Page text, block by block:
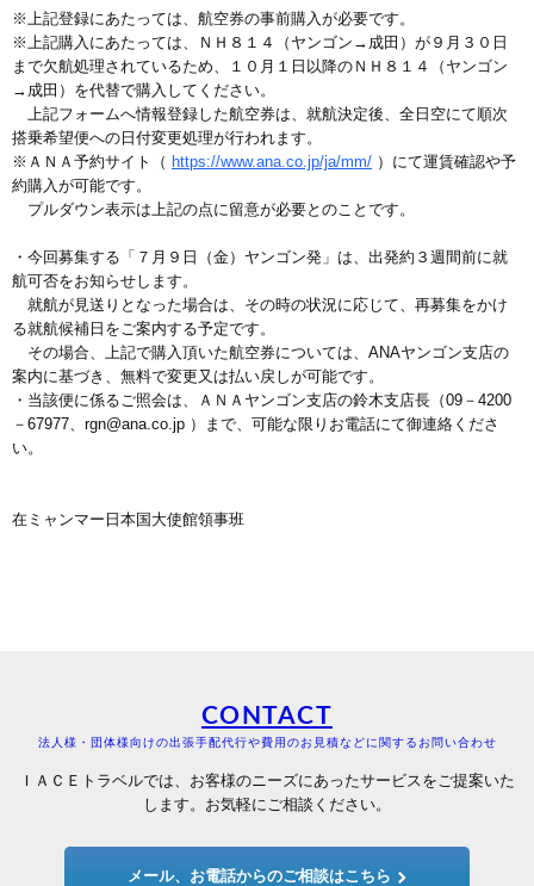
※上記登録にあたっては、航空券の事前購入が必要です。
※上記購入にあたっては、ＮＨ８１４（ヤンゴン→成田）が９月３０日
まで欠航処理されているため、１０月１日以降のＮＨ８１４（ヤンゴン
→成田）を代替で購入してください。
上記フォームへ情報登録した航空券は、就航決定後、全日空にて順次
搭乗希望便への日付変更処理が行われます。
※ＡＮＡ予約サイト（ https://www.ana.co.jp/ja/mm/ ）にて運賃確認や予
約購入が可能です。
プルダウン表示は上記の点に留意が必要とのことです。
・今回募集する「７月９日（金）ヤンゴン発」は、出発約３週間前に就
航可否をお知らせします。
就航が見送りとなった場合は、その時の状況に応じて、再募集をかけ
る就航候補日をご案内する予定です。
その場合、上記で購入頂いた航空券については、ANAヤンゴン支店の
案内に基づき、無料で変更又は払い戻しが可能です。
・当該便に係るご照会は、ＡＮＡヤンゴン支店の鈴木支店長（09－4200
－67977、rgn@ana.co.jp ）まで、可能な限りお電話にて御連絡くださ
い。
在ミャンマー日本国大使館領事班
CONTACT
法人様・団体様向けの出張手配代行や費用のお見積などに関するお問い合わせ
ＩＡＣＥトラベルでは、お客様のニーズにあったサービスをご提案いた
します。お気軽にご相談ください。
メール、お電話からのご相談はこちら